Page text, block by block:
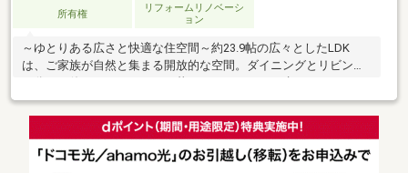
所有権
リフォームリノベーシ
ョン
～ゆとりある広さと快適な住空間～約23.9帖の広々としたLDK
は、ご家族が自然と集まる開放的な空間。ダイニングとリビング
2022年に内装リフォームを実施しており、室内状態も良好。IHキ
ッチンや灯油ボイラーを採用し、使い勝手と経済性にも配慮され
ています。2階にはプレイルームもあり、お子様の遊び場やワーク
スペースとしても活用可能。土地面積約179㎡とゆとりある敷地